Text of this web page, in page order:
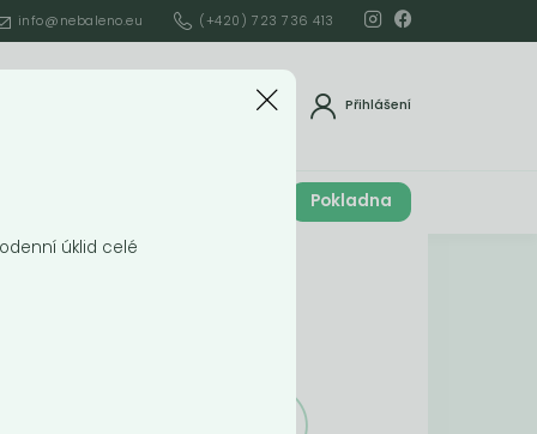
info@nebaleno.eu (+420) 723 736 413
Přihlášení
Pokladna
úklid celé